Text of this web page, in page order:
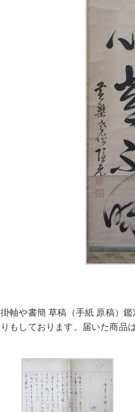
掛軸や書簡 草稿（手紙 原稿）
りもしております。届いた商品